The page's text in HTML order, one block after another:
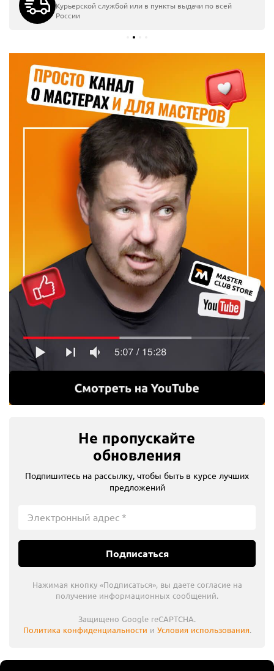
Курьерской службой или в пункты выдачи по всей
России
Не пропускайте
обновления
Подпишитесь на рассылку, чтобы быть в курсе лучших
предложений
Подписаться
Нажимая кнопку «Подписаться», вы даете согласие на
получение информационных сообщений.
Защищено Google reCAPTCHA.
Политика конфиденциальности и Условия использования.